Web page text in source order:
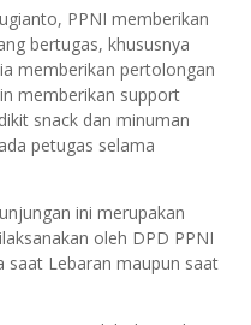
PPNI memberikan
bertugas, khususnya
memberikan pertolongan
memberikan support
snack dan minuman
petugas selama
ini merupakan
oleh DPD PPNI
saat Lebaran maupun saat